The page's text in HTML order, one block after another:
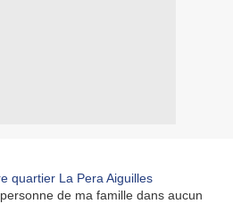
de ma famille dans aucun